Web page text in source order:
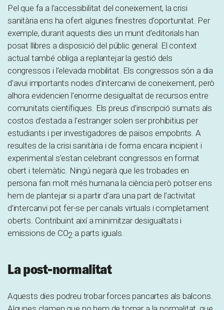
Pel que fa a l’accessibilitat del coneixement, la crisi
sanitària ens ha ofert algunes finestres d’oportunitat. Per
exemple, durant aquests dies un munt d’editorials han
posat llibres a disposició del públic general. El context
actual també obliga a replantejar la gestió dels
congressos i l’elevada mobilitat. Els congressos són a dia
d’avui importants nodes d’intercanvi de coneixement, però
alhora evidencien l’enorme desigualtat de recursos entre
comunitats científiques. Els preus d’inscripció sumats als
costos d’estada a l’estranger solen ser prohibitius per
estudiants i per investigadores de països empobrits. A
resultes de la crisi sanitària i de forma encara incipient i
experimental s’estan celebrant congressos en format
obert i telemàtic. Ningú negarà que les trobades en
persona fan molt més humana la ciència però potser ens
hem de plantejar si a partir d’ara una part de l’activitat
d’intercanvi pot fer-se per canals virtuals i completament
oberts. Contribuint així a minimitzar desigualtats i
emissions de CO2 a parts iguals.
La post-normalitat
Aquests dies podreu trobar forces pancartes als balcons.